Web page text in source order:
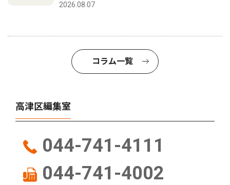
2026.08.07
コラム一覧
高津区編集室
044-741-4111
044-741-4002